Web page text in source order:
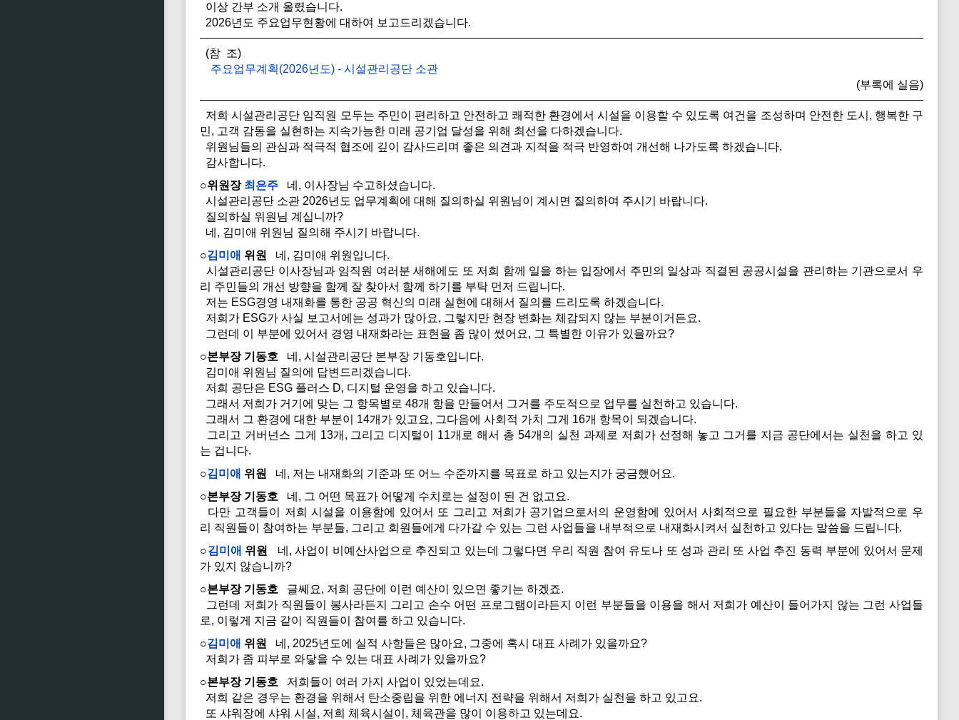
이상 간부 소개 올렸습니다.
2026년도 주요업무현황에 대하여 보고드리겠습니다.
(참 조)
주요업무계획(2026년도) - 시설관리공단 소관
(부록에 실음)
저희 시설관리공단 임직원 모두는 주민이 편리하고 안전하고 쾌적한 환경에서 시설을 이용할 수 있도록 여건을 조성하며 안전한 도시, 행복한 구
민, 고객 감동을 실현하는 지속가능한 미래 공기업 달성을 위해 최선을 다하겠습니다.
위원님들의 관심과 적극적 협조에 깊이 감사드리며 좋은 의견과 지적을 적극 반영하여 개선해 나가도록 하겠습니다.
감사합니다.
○위원장 최은주 네, 이사장님 수고하셨습니다.
시설관리공단 소관 2026년도 업무계획에 대해 질의하실 위원님이 계시면 질의하여 주시기 바랍니다.
질의하실 위원님 계십니까?
네, 김미애 위원님 질의해 주시기 바랍니다.
○김미애 위원
네, 김미애 위원입니다.
시설관리공단 이사장님과 임직원 여러분 새해에도 또 저희 함께 일을 하는 입장에서 주민의 일상과 직결된 공공시설을 관리하는 기관으로서 우
리 주민들의 개선 방향을 함께 잘 찾아서 함께 하기를 부탁 먼저 드립니다.
저는 ESG경영 내재화를 통한 공공 혁신의 미래 실현에 대해서 질의를 드리도록 하겠습니다.
저희가 ESG가 사실 보고서에는 성과가 많아요, 그렇지만 현장 변화는 체감되지 않는 부분이거든요.
그런데 이 부분에 있어서 경영 내재화라는 표현을 좀 많이 썼어요, 그 특별한 이유가 있을까요?
○본부장 기동호 네, 시설관리공단 본부장 기동호입니다.
김미애 위원님 질의에 답변드리겠습니다.
저희 공단은 ESG 플러스 D, 디지털 운영을 하고 있습니다.
그래서 저희가 거기에 맞는 그 항목별로 48개 항을 만들어서 그거를 주도적으로 업무를 실천하고 있습니다.
그래서 그 환경에 대한 부분이 14개가 있고요, 그다음에 사회적 가치 그게 16개 항목이 되겠습니다.
그리고 거버넌스 그게 13개, 그리고 디지털이 11개로 해서 총 54개의 실천 과제로 저희가 선정해 놓고 그거를 지금 공단에서는 실천을 하고 있
는 겁니다.
○김미애 위원
네, 저는 내재화의 기준과 또 어느 수준까지를 목표로 하고 있는지가 궁금했어요.
○본부장 기동호 네, 그 어떤 목표가 어떻게 수치로는 설정이 된 건 없고요.
다만 고객들이 저희 시설을 이용함에 있어서 또 그리고 저희가 공기업으로서의 운영함에 있어서 사회적으로 필요한 부분들을 자발적으로 우
리 직원들이 참여하는 부분들, 그리고 회원들에게 다가갈 수 있는 그런 사업들을 내부적으로 내재화시켜서 실천하고 있다는 말씀을 드립니다.
○김미애 위원
네, 사업이 비예산사업으로 추진되고 있는데 그렇다면 우리 직원 참여 유도나 또 성과 관리 또 사업 추진 동력 부분에 있어서 문제
가 있지 않습니까?
○본부장 기동호 글쎄요, 저희 공단에 이런 예산이 있으면 좋기는 하겠죠.
그런데 저희가 직원들이 봉사라든지 그리고 손수 어떤 프로그램이라든지 이런 부분들을 이용을 해서 저희가 예산이 들어가지 않는 그런 사업들
로, 이렇게 지금 같이 직원들이 참여를 하고 있습니다.
○김미애 위원
네, 2025년도에 실적 사항들은 많아요, 그중에 혹시 대표 사례가 있을까요?
저희가 좀 피부로 와닿을 수 있는 대표 사례가 있을까요?
○본부장 기동호 저희들이 여러 가지 사업이 있었는데요.
저희 같은 경우는 환경을 위해서 탄소중립을 위한 에너지 전략을 위해서 저희가 실천을 하고 있고요.
또 샤워장에 샤워 시설, 저희 체육시설이, 체육관을 많이 이용하고 있는데요.